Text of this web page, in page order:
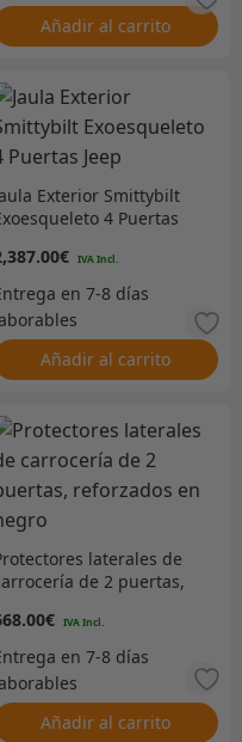
Añadir al carrito
Exterior Smittybilt
4 Puertas
€
Añadir al carrito
laterales de
de 2 puertas,
€
Añadir al carrito